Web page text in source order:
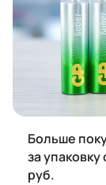
Больше
за упаковку
руб.